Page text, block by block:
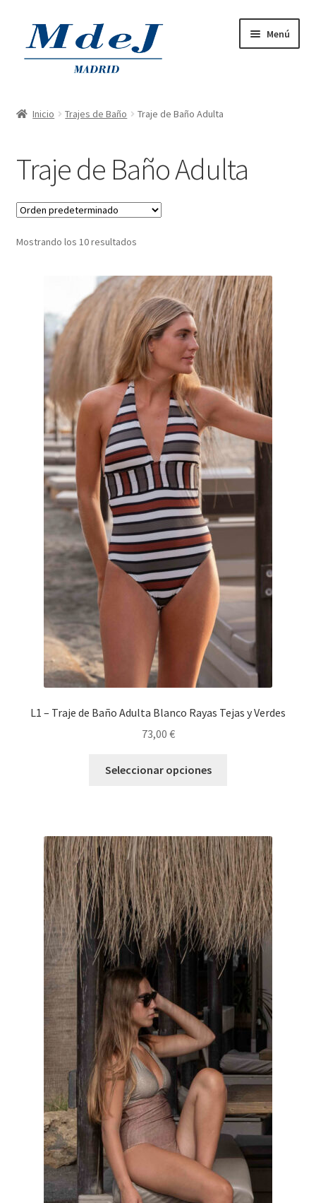
Menú
Productos on Tara
Trajes de Baño
Trajes de Fiesta
InstaMdeJ
Nuestra Marca
Contacto
Inicio Trajes de Baño Traje de Baño Adulta
Traje de Baño Adulta
Mostrando los 10 resultados
L1 – Traje de Baño Adulta Blanco Rayas Tejas y Verdes
73,00 €
Seleccionar opciones